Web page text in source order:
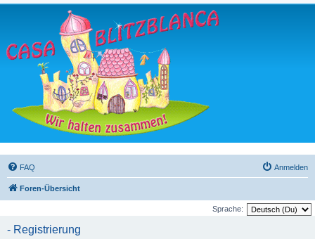
FAQ Anmelden
Foren-Übersicht
Sprache:
- Registrierung